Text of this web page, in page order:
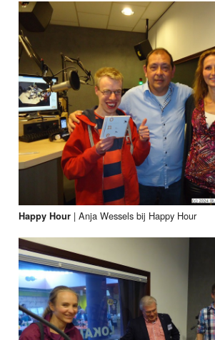
Happy Hour | Anja Wessels bij Happy Hour